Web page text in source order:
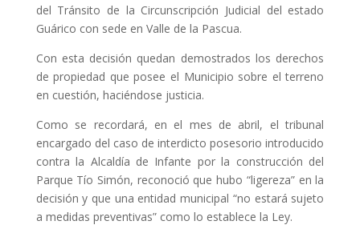
del Tránsito de la Circunscripción Judicial del estado
Guárico con sede en Valle de la Pascua.
Con esta decisión quedan demostrados los derechos
de propiedad que posee el Municipio sobre el terreno
en cuestión, haciéndose justicia.
Como se recordará, en el mes de abril, el tribunal
encargado del caso de interdicto posesorio introducido
contra la Alcaldía de Infante por la construcción del
Parque Tío Simón, reconoció que hubo “ligereza” en la
decisión y que una entidad municipal “no estará sujeto
a medidas preventivas” como lo establece la Ley.